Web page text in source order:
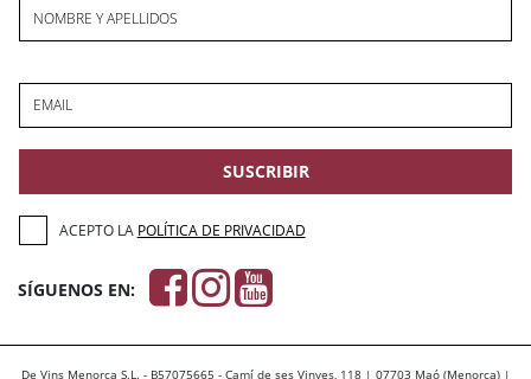
NOMBRE Y APELLIDOS
EMAIL
SUSCRIBIR
ACEPTO LA POLÍTICA DE PRIVACIDAD
SÍGUENOS EN:
De Vins Menorca S.L. - B57075665 - Camí de ses Vinyes, 118 | 07703 Maó (Menorca) |